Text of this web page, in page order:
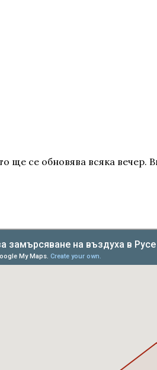
ще се обновява всяка вечер.